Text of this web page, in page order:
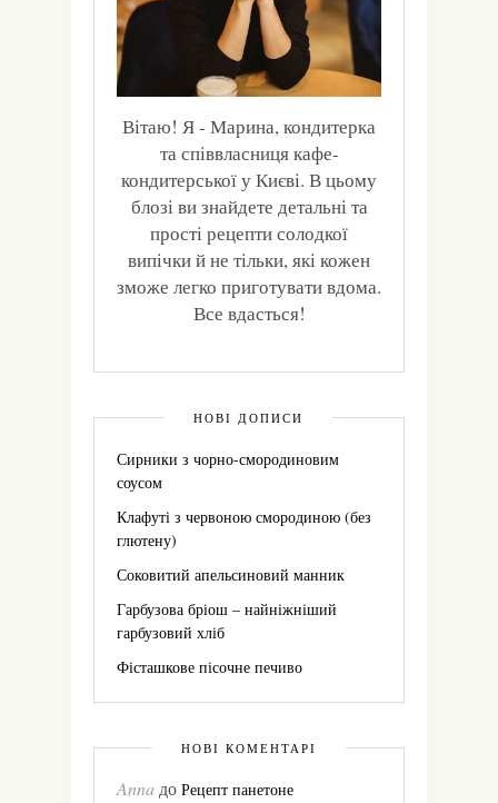
Вітаю! Я - Марина, кондитерка
та співвласниця кафе-
кондитерської у Києві. В цьому
блозі ви знайдете детальні та
прості рецепти солодкої
випічки й не тільки, які кожен
зможе легко приготувати вдома.
Все вдасться!
НОВІ ДОПИСИ
Сирники з чорно-смородиновим
соусом
Клафуті з червоною смородиною (без
глютену)
Соковитий апельсиновий манник
Гарбузова бріош – найніжніший
гарбузовий хліб
Фісташкове пісочне печиво
НОВІ КОМЕНТАРІ
Annaдо Рецепт панетоне